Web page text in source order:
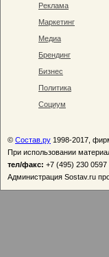
Реклама
Маркетинг
Медиа
Брендинг
Бизнес
Политика
Социум
© Состав.ру 1998-2017,
При использовании
тел/факс: +7 (495) 230 0597
Администрация Sostav.ru